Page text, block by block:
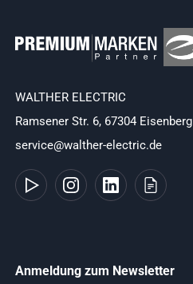
WALTHER ELECTRIC
Ramsener Str. 6, 67304 Eisenberg
service@walther-electric.de
Anmeldung zum Newsletter